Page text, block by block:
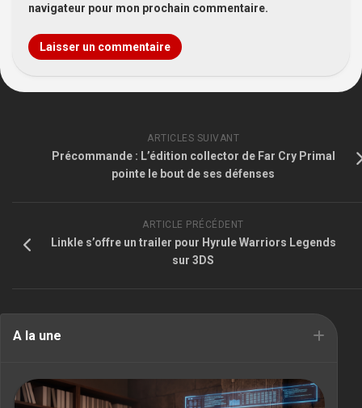
navigateur pour mon prochain commentaire.
ARTICLES SUIVANT
Précommande : L’édition collector de Far Cry Primal
pointe le bout de ses défenses
ARTICLE PRÉCÉDENT
Linkle s’offre un trailer pour Hyrule Warriors Legends
sur 3DS
A la une